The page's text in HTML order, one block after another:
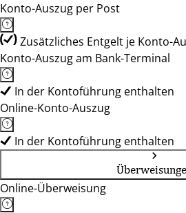
Konto-Auszug per Post
Zusätzliches Entgelt je Konto-
Konto-Auszug am Bank-Terminal
In der Kontoführung enthalten
Online-Konto-Auszug
In der Kontoführung enthalten
Online-Überweisung